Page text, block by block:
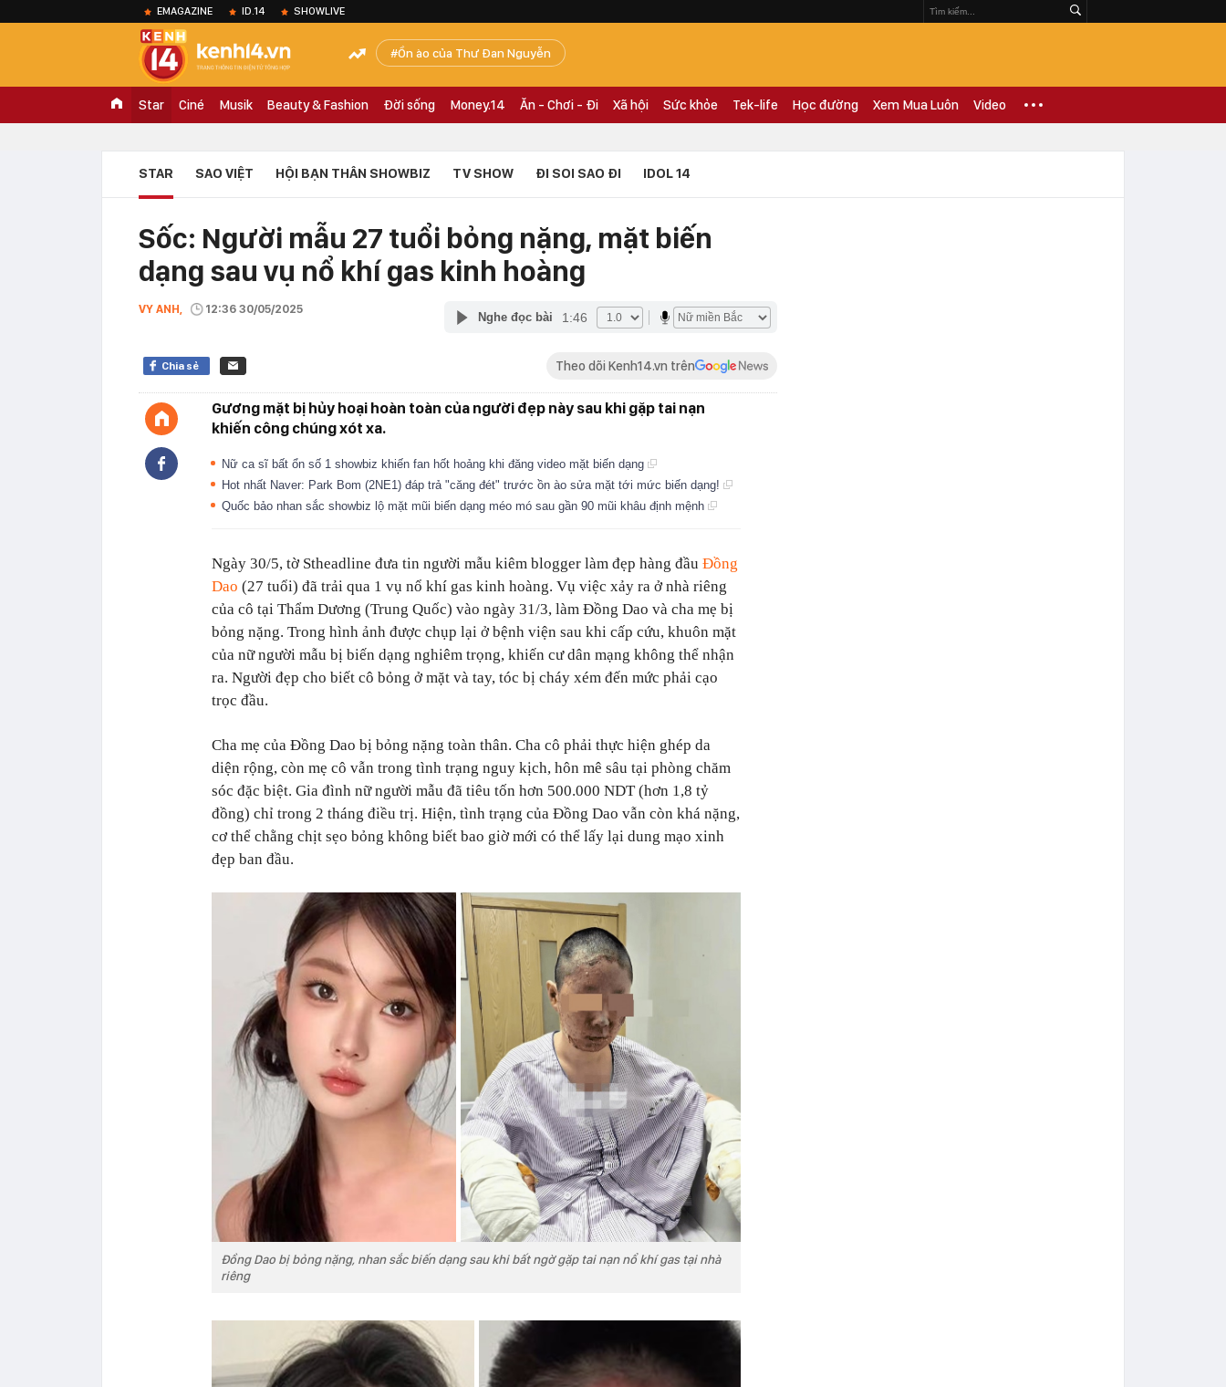
EMAGAZINE ID.14 SHOWLIVE
Ồn ào của Thư Đan Nguyễn
Star Ciné Musik Beauty & Fashion Đời sống Money.14 Ăn - Chơi - Đi Xã hội Sức khỏe Tek-life Học đường Xem Mua Luôn Video
STAR SAO VIỆT HỘI BẠN THÂN SHOWBIZ TV SHOW ĐI SOI SAO ĐI IDOL 14
Sốc: Người mẫu 27 tuổi bỏng nặng, mặt biến
dạng sau vụ nổ khí gas kinh hoàng
VY ANH, 12:36 30/05/2025
Nghe đọc bài 1:46
Chia sẻ Theo dõi Kenh14.vn trên
Gương mặt bị hủy hoại hoàn toàn của người đẹp này sau khi gặp tai nạn
khiến công chúng xót xa.
Nữ ca sĩ bất ổn số 1 showbiz khiến fan hốt hoảng khi đăng video mặt biến dạng
Hot nhất Naver: Park Bom (2NE1) đáp trả "căng đét" trước ồn ào sửa mặt tới mức biến dạng!
Quốc bảo nhan sắc showbiz lộ mặt mũi biến dạng méo mó sau gần 90 mũi khâu định mệnh
Ngày 30/5, tờ Stheadline đưa tin người mẫu kiêm blogger làm đẹp hàng đầu Đồng
Dao (27 tuổi) đã trải qua 1 vụ nổ khí gas kinh hoàng. Vụ việc xảy ra ở nhà riêng
của cô tại Thẩm Dương (Trung Quốc) vào ngày 31/3, làm Đồng Dao và cha mẹ bị
bỏng nặng. Trong hình ảnh được chụp lại ở bệnh viện sau khi cấp cứu, khuôn mặt
của nữ người mẫu bị biến dạng nghiêm trọng, khiến cư dân mạng không thể nhận
ra. Người đẹp cho biết cô bỏng ở mặt và tay, tóc bị cháy xém đến mức phải cạo
trọc đầu.
Cha mẹ của Đồng Dao bị bỏng nặng toàn thân. Cha cô phải thực hiện ghép da
diện rộng, còn mẹ cô vẫn trong tình trạng nguy kịch, hôn mê sâu tại phòng chăm
sóc đặc biệt. Gia đình nữ người mẫu đã tiêu tốn hơn 500.000 NDT (hơn 1,8 tỷ
đồng) chỉ trong 2 tháng điều trị. Hiện, tình trạng của Đồng Dao vẫn còn khá nặng,
cơ thể chằng chịt sẹo bỏng không biết bao giờ mới có thể lấy lại dung mạo xinh
đẹp ban đầu.
Đồng Dao bị bỏng nặng, nhan sắc biến dạng sau khi bất ngờ gặp tai nạn nổ khí gas tại nhà
riêng